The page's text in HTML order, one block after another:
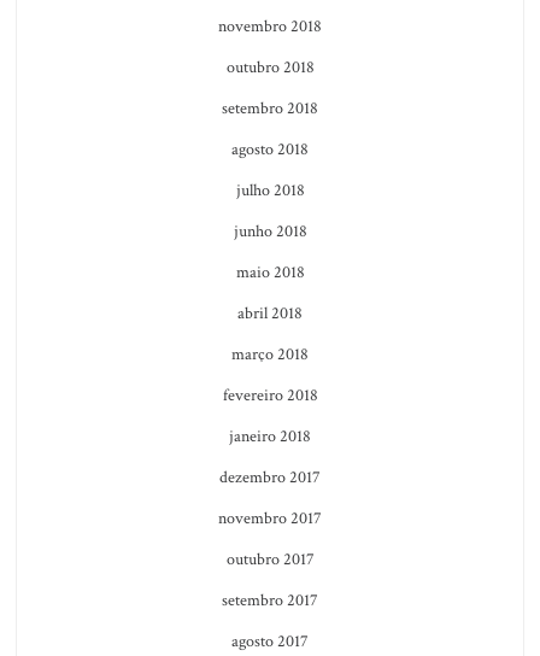
novembro 2018
outubro 2018
setembro 2018
agosto 2018
julho 2018
junho 2018
maio 2018
abril 2018
março 2018
fevereiro 2018
janeiro 2018
dezembro 2017
novembro 2017
outubro 2017
setembro 2017
agosto 2017